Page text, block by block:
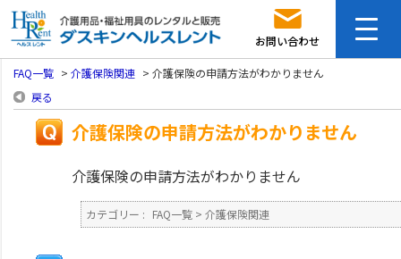
お問い合わせ
FAQ一覧 > 介護保険関連 > 介護保険の申請方法がわかりません
戻る
介護保険の申請方法がわかりません
介護保険の申請方法がわかりません
カテゴリー : FAQ一覧 > 介護保険関連